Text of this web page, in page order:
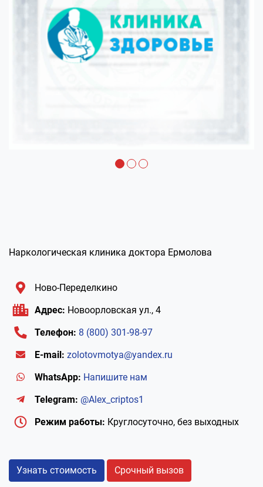
Наркологическая клиника доктора Ермолова
Ново-Переделкино
Адрес: Новоорловская ул., 4
Телефон: 8 (800) 301-98-97
E-mail: zolotovmotya@yandex.ru
WhatsApp: Напишите нам
Telegram: @Alex_criptos1
Режим работы: Круглосуточно, без выходных
Узнать стоимость Срочный вызов